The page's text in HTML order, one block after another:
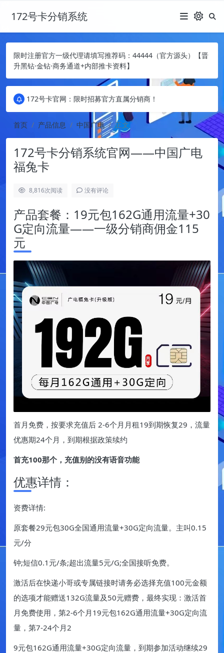
172号卡分销系统
限时注册官方一级代理请填写推荐码：44444（官方源头）【晋
升黑钻·金钻·商务通道+内部推卡资料】
172号卡官网：限时招募官方直属分销商！
172号卡官网：限时招募官方直属分销商！
172号卡官网：限时招募官方直属分销商！
首页 产品信息 中国广电 正文
172号卡分销系统官网——中国广电
福兔卡
8,816次阅读 没有评论
产品套餐：19元包162G通用流量+30
G定向流量——一级分销商佣金115
元
首月免费，按要求充值后 2-6个月月租19到期恢复29，流量
优惠期24个月，到期根据政策续约
首充100那个，充值别的没有语音功能
优惠详情：
资费详情:
原套餐29元包30G全国通用流量+30G定向流量。主叫0.15
元/分
钟;短信0.1元/条;超出流量5元/G;全国接听免费。
激活后在快递小哥或专属链接时请务必选择充值100元金额
的选项才能赠送132G流量及50元赠费，最终实现：激活首
月免费使用，第2-6个月19元包162G通用流量+30G定向流
量，第7-24个月2
9元包162G通用流量+30G定向流量，到期参加活动继续29